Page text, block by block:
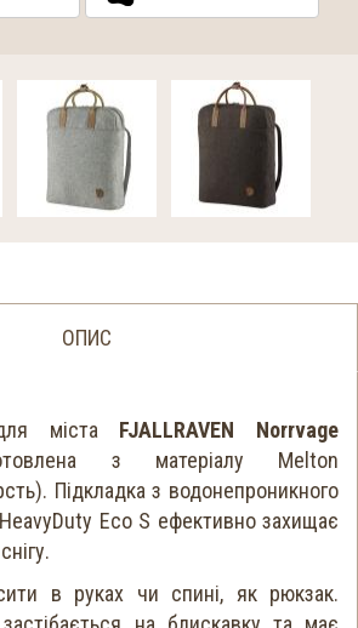
ОПИС
міста FJALLRAVEN Norrvage
​​з матеріалу Melton
Підкладка з водонепроникного
Eco S ефективно захищає
в руках чи спині, як рюкзак.